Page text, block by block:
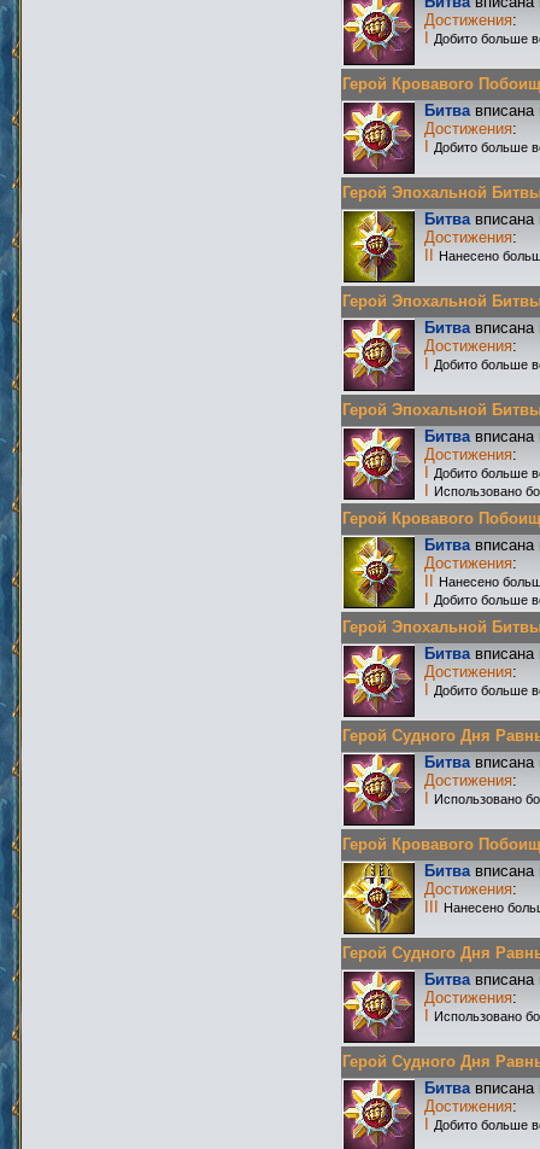
Достижения:
Добито больше
Герой Кровавого
Битвавписана
Достижения:
Добито больше
Герой Эпохальной
Битвавписана
Достижения:
Нанесено
Герой Эпохальной
Битвавписана
Достижения:
Добито больше
Герой Эпохальной
Битвавписана
Достижения:
Добито больше
Использовано
Герой Кровавого
Битвавписана
Достижения:
Нанесено
Добито больше
Герой Эпохальной
Битвавписана
Достижения:
Добито больше
Герой Судного Дня
Битвавписана
Достижения:
Использовано
Герой Кровавого
Битвавписана
Достижения:
Нанесено
Герой Судного Дня
Битвавписана
Достижения:
Использовано
Герой Судного Дня
Битвавписана
Достижения:
Добито больше